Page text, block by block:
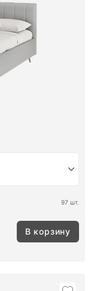
97 шт.
В корзину